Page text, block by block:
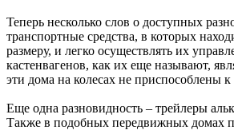
Теперь несколько слов о доступных
транспортные средства, в которых
размеру, и легко осуществлять их
кастенвагенов, как их еще называют,
эти дома на колесах не приспособлены
Еще одна разновидность – трейлеры
Также в подобных передвижных домах